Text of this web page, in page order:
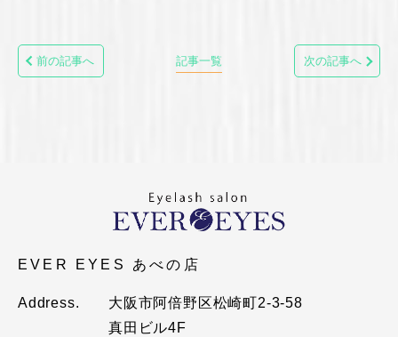
前の記事へ 記事一覧 次の記事へ
EVER EYES あべの店
Address.
大阪市阿倍野区松崎町2-3-58
真田ビル4F